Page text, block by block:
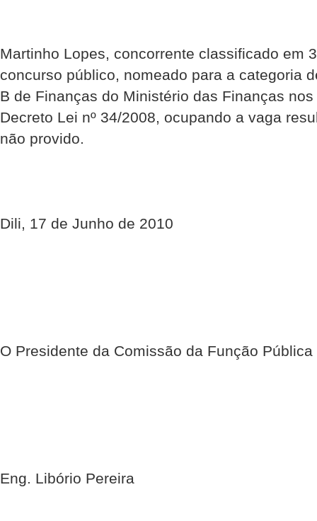
Martinho Lopes, concorrente classificado em
concurso público, nomeado para a categoria
B de Finanças do Ministério das Finanças
Decreto Lei nº 34/2008, ocupando a vaga
não provido.
Dili, 17 de Junho de 2010
O Presidente da Comissão da Função Pública
Eng. Libório Pereira